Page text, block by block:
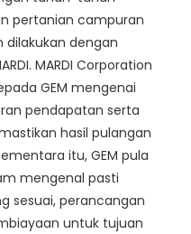
pertanian campuran
dilakukan dengan
MARDI Corporation
GEM mengenai
pendapatan serta
hasil pulangan
itu, GEM pula
mengenal pasti
sesuai, perancangan
untuk tujuan